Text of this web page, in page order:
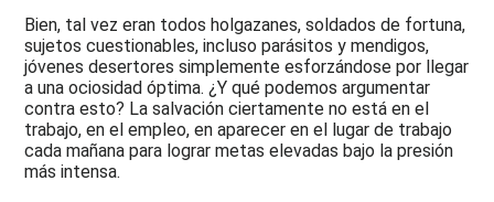
Bien, tal vez eran todos holgazanes, soldados de fortuna,
sujetos cuestionables, incluso parásitos y mendigos,
jóvenes desertores simplemente esforzándose por llegar
a una ociosidad óptima. ¿Y qué podemos argumentar
contra esto? La salvación ciertamente no está en el
trabajo, en el empleo, en aparecer en el lugar de trabajo
cada mañana para lograr metas elevadas bajo la presión
más intensa.